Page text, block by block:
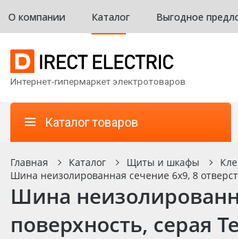
О компании Каталог Выгодное
Интернет-гипермаркет электротоваров
Каталог товаров
Главная Каталог Щиты и шкафы
Шина неизолированная сечение 6х9, 8
Шина
поверхность, серая